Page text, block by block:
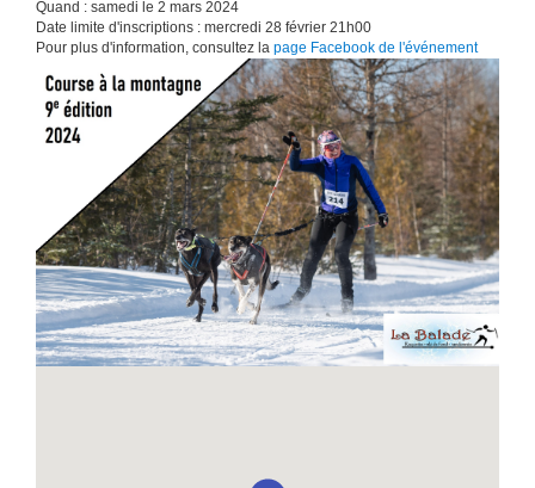
Quand : samedi le 2 mars 2024
Date limite d'inscriptions : mercredi 28 février 21h00
Pour plus d'information, consultez la page Facebook de l'événement